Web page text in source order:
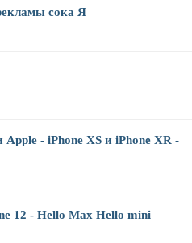
сока Я
- iPhone XS и iPhone XR -
12 - Hello Max Hello mini